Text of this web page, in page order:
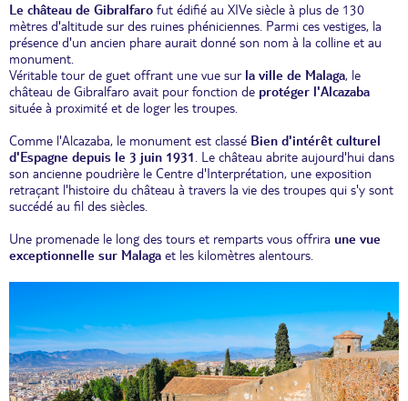
Le château de Gibralfaro fut édifié au XIVe siècle à plus de 130
mètres d'altitude sur des ruines phéniciennes. Parmi ces vestiges, la
présence d'un ancien phare aurait donné son nom à la colline et au
monument.
Véritable tour de guet offrant une vue sur la ville de Malaga, le
château de Gibralfaro avait pour fonction de protéger l'Alcazaba
située à proximité et de loger les troupes.
Comme l'Alcazaba, le monument est classé Bien d'intérêt culturel
d'Espagne depuis le 3 juin 1931. Le château abrite aujourd'hui dans
son ancienne poudrière le Centre d'Interprétation, une exposition
retraçant l'histoire du château à travers la vie des troupes qui s'y sont
succédé au fil des siècles.
Une promenade le long des tours et remparts vous offrira une vue
exceptionnelle sur Malaga et les kilomètres alentours.